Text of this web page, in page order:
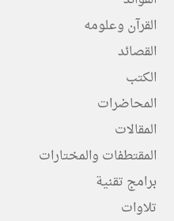
القرآن وعلومه
القصائد
الكتب
المحاضرات
المقالات
المقتطفات والمختارات
برامج تقنية
تلاوات